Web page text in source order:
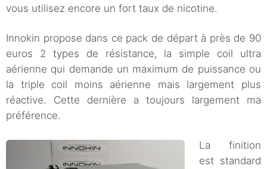
vous utilisez encore un fort taux de nicotine.
Innokin propose dans ce pack de départ à près de 90
euros 2 types de résistance, la simple coil ultra
aérienne qui demande un maximum de puissance ou
la triple coil moins aérienne mais largement plus
réactive. Cette dernière a toujours largement ma
préférence.
La finition
est standard